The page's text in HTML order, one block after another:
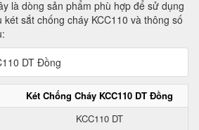
là dòng sản phẩm phù hợp để sử dụng
sắt chống cháy KCC110 và thông số
Két Chống Cháy KCC110 DT Đồng
KCC110 DT